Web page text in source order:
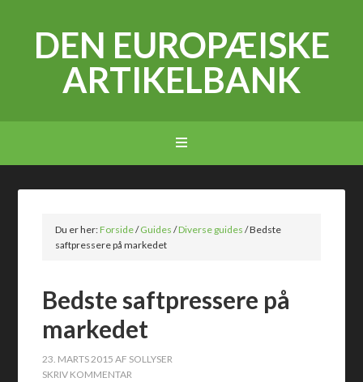
DEN EUROPÆISKE
ARTIKELBANK
Du er her:Forside/Guides /Diverse guides /Bedste
saftpressere på markedet
Bedste saftpressere på
markedet
23. MARTS 2015 AF SOLLYSER
SKRIV KOMMENTAR